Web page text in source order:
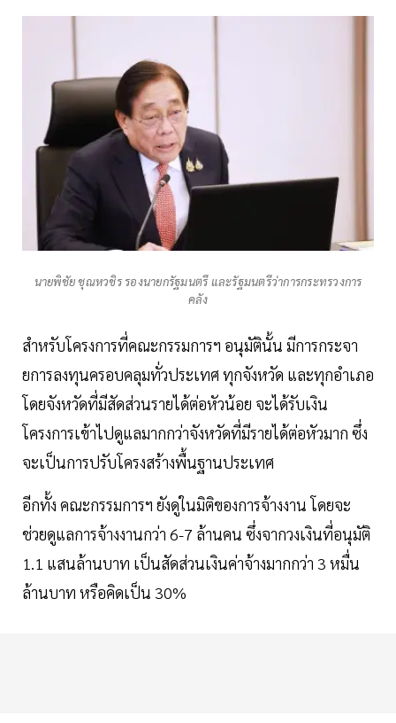
นายพิชัย ชุณหวชิร รองนายกรัฐมนตรี และรัฐมนตรีว่าการกระทรวงการ
คลัง
สำหรับโครงการที่คณะกรรมการฯ อนุมัตินั้น มีการกระจา
ยการลงทุนครอบคลุมทั่วประเทศ ทุกจังหวัด และทุกอำเภอ
โดยจังหวัดที่มีสัดส่วนรายได้ต่อหัวน้อย จะได้รับเงิน
โครงการเข้าไปดูแลมากกว่าจังหวัดที่มีรายได้ต่อหัวมาก ซึ่ง
จะเป็นการปรับโครงสร้างพื้นฐานประเทศ
อีกทั้ง คณะกรรมการฯ ยังดูในมิติของการจ้างงาน โดยจะ
ช่วยดูแลการจ้างงานกว่า 6-7 ล้านคน ซึ่งจากวงเงินที่อนุมัติ
1.1 แสนล้านบาท เป็นสัดส่วนเงินค่าจ้างมากกว่า 3 หมื่น
ล้านบาท หรือคิดเป็น 30%